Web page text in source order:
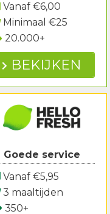
Vanaf €6,00
Minimaal €25
20.000+
BEKIJKEN
Goede service
Vanaf €5,95
3 maaltijden
350+